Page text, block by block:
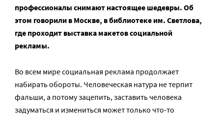
профессионалы снимают настоящее шедевры. Об
этом говорили в Москве, в библиотеке им. Светлова,
где проходит выставка макетов социальной
рекламы.
Во всем мире социальная реклама продолжает
набирать обороты. Человеческая натура не терпит
фальши, а потому зацепить, заставить человека
задуматься и измениться может только что-то